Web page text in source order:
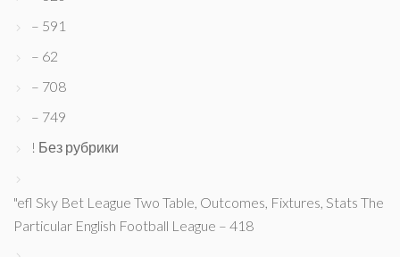
– 591
– 62
– 708
– 749
! Без рубрики
"efl Sky Bet League Two Table, Outcomes, Fixtures, Stats The
Particular English Football League – 418